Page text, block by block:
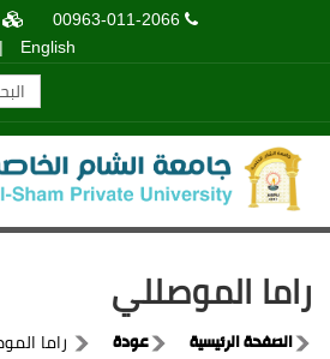
00963-011-2066
English
|
راما الموصللي
الصفحة الرئيسية عودة راما